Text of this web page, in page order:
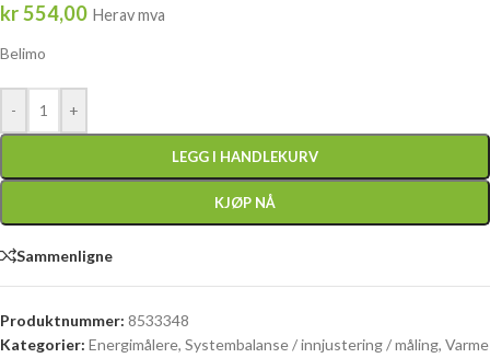
kr554,00 Herav mva
Belimo
- +
LEGG I HANDLEKURV
KJØP NÅ
Sammenligne
Produktnummer: 8533348
Kategorier: Energimålere, Systembalanse / innjustering / måling, Varme